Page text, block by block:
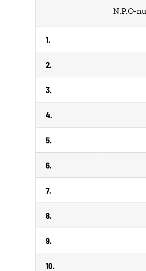
N.P.O-
1.
2.
3.
4.
5.
6.
7.
8.
9.
10.